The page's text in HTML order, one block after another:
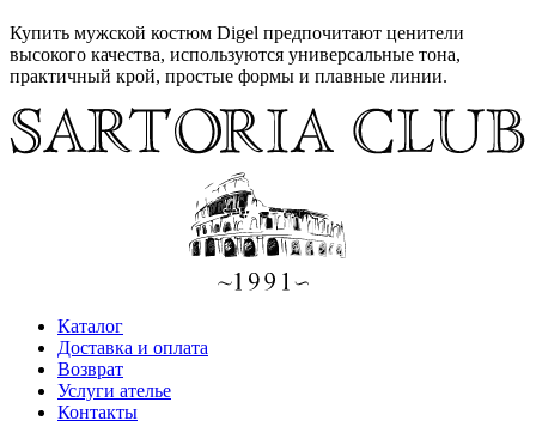
Купить мужской костюм Digel предпочитают ценители
высокого качества, используются универсальные тона,
практичный крой, простые формы и плавные линии.
Каталог
Доставка и оплата
Возврат
Услуги ателье
Контакты